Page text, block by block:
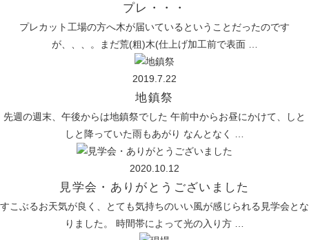
プレ・・・
プレカット工場の方へ木が届いているということだったのです
が、、、。まだ荒(粗)木(仕上げ加工前で表面 …
2019.7.22
地鎮祭
先週の週末、午後からは地鎮祭でした 午前中からお昼にかけて、しと
しと降っていた雨もあがり なんとなく …
2020.10.12
見学会・ありがとうございました
すこぶるお天気が良く、とても気持ちのいい風が感じられる見学会とな
りました。 時間帯によって光の入り方 …